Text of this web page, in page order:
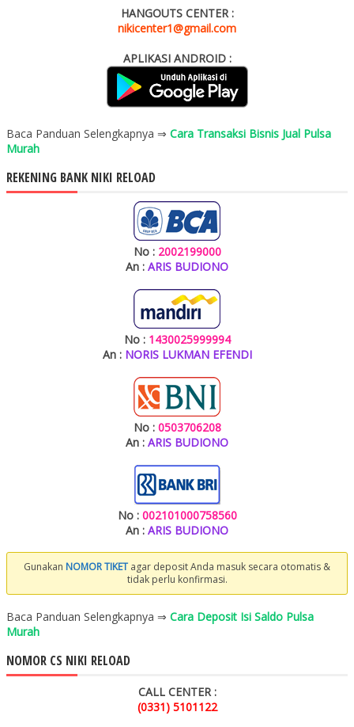
HANGOUTS CENTER :
nikicenter1@gmail.com
APLIKASI ANDROID :
Baca Panduan Selengkapnya ⇒ Cara Transaksi Bisnis Jual Pulsa
Murah
REKENING BANK NIKI RELOAD
No : 2002199000
An : ARIS BUDIONO
No : 1430025999994
An : NORIS LUKMAN EFENDI
No : 0503706208
An : ARIS BUDIONO
No : 002101000758560
An : ARIS BUDIONO
Gunakan NOMOR TIKET agar deposit Anda masuk secara otomatis &
tidak perlu konfirmasi.
Baca Panduan Selengkapnya ⇒ Cara Deposit Isi Saldo Pulsa
Murah
NOMOR CS NIKI RELOAD
CALL CENTER :
(0331) 5101122